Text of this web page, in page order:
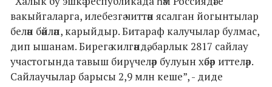
вакыйгаларга, илебезгә читтән ясалган йогынтылар
белән бәйләп, карыйдыр. Битараф калучылар булмас,
дип ышанам. Бирегә килгәндә, барлык 2817 сайлау
участогында тавыш бирүчеләр булуын хәбәр иттеләр.
Сайлаучылар барысы 2,9 млн кеше”, - диде